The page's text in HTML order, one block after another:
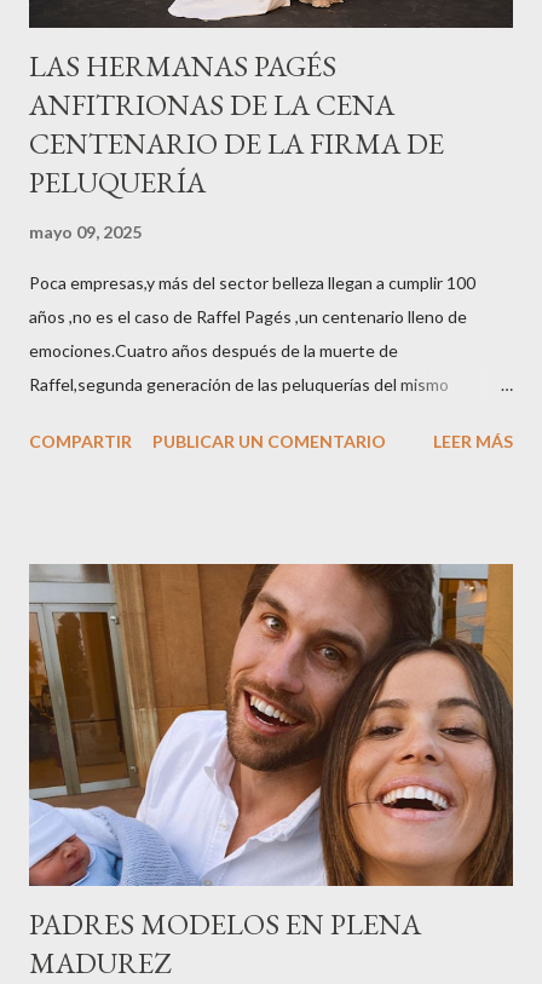
LAS HERMANAS PAGÉS
ANFITRIONAS DE LA CENA
CENTENARIO DE LA FIRMA DE
PELUQUERÍA
mayo 09, 2025
Poca empresas,y más del sector belleza llegan a cumplir 100
años ,no es el caso de Raffel Pagés ,un centenario lleno de
emociones.Cuatro años después de la muerte de
Raffel,segunda generación de las peluquerías del mismo
sector en una cena de reconocimiento.Sus hijas Carolina (CEO
peluquería del grupo.Justo hace unos días Carol Pagés nos
contaba detalles del homenaje en Actualida Rosa en RCE
radio,en el programa que presento todos los jueves de 17 a 18
horas . Carolina y Quionia Pagés Carolina Pagés La cita ,en el
Museu Marítim de BCN ,en las Drassanes reunió a figuras
destacadas del sector,así como clientes, autoridades y medios
de comunicación, en una velada inolvidable bajo el lema “Cien
años peinando almas, creando belleza,i...
COMPARTIR PUBLICAR UN COMENTARIO LEER MÁS
PADRES MODELOS EN PLENA
MADUREZ